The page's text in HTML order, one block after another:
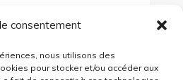
consentement
nous utilisons des
pour stocker et/ou accéder aux
aux solutions de santé
fonctionnalités essentielles à